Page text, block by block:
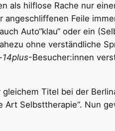
als hilflose Rache nur
Feile
Auto“klau“ oder ein
ohne verständliche
-Besucher:innen
Titel bei der
Art Selbsttherapie“. Nun